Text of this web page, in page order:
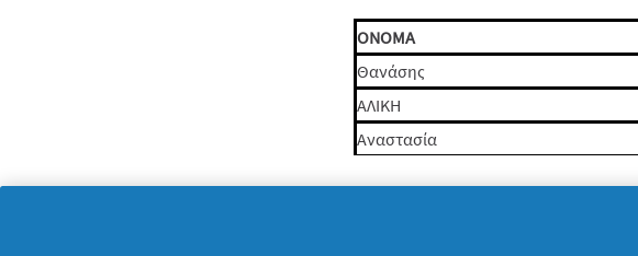
ONOMA
Θανάσης
ΑΛΙΚΗ
Αναστασία